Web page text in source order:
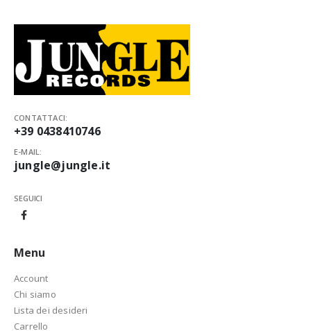
CONTATTACI:
+39 0438410746
E-MAIL:
jungle@jungle.it
SEGUICI
Menu
Account
Chi siamo
Lista dei desideri
Carrello